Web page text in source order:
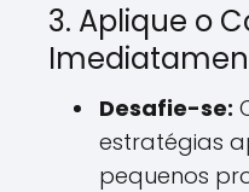
3. Aplique o
Desafie-se:
estratégias
pequenos